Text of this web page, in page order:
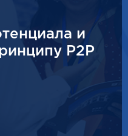
и
P2P